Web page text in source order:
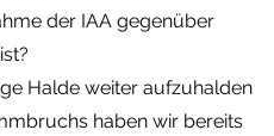
der IAA gegenüber
Halde weiter aufzuhalden
haben wir bereits